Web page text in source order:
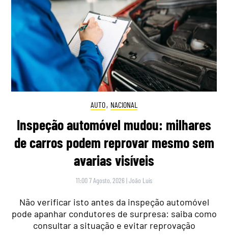
AUTO, NACIONAL
Inspeção automóvel mudou: milhares
de carros podem reprovar mesmo sem
avarias visíveis
11:00 7 Agosto, 2026 |João Luís
Não verificar isto antes da inspeção automóvel
pode apanhar condutores de surpresa: saiba como
consultar a situação e evitar reprovação